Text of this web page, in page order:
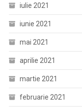
iulie 2021
iunie 2021
mai 2021
aprilie 2021
martie 2021
februarie 2021